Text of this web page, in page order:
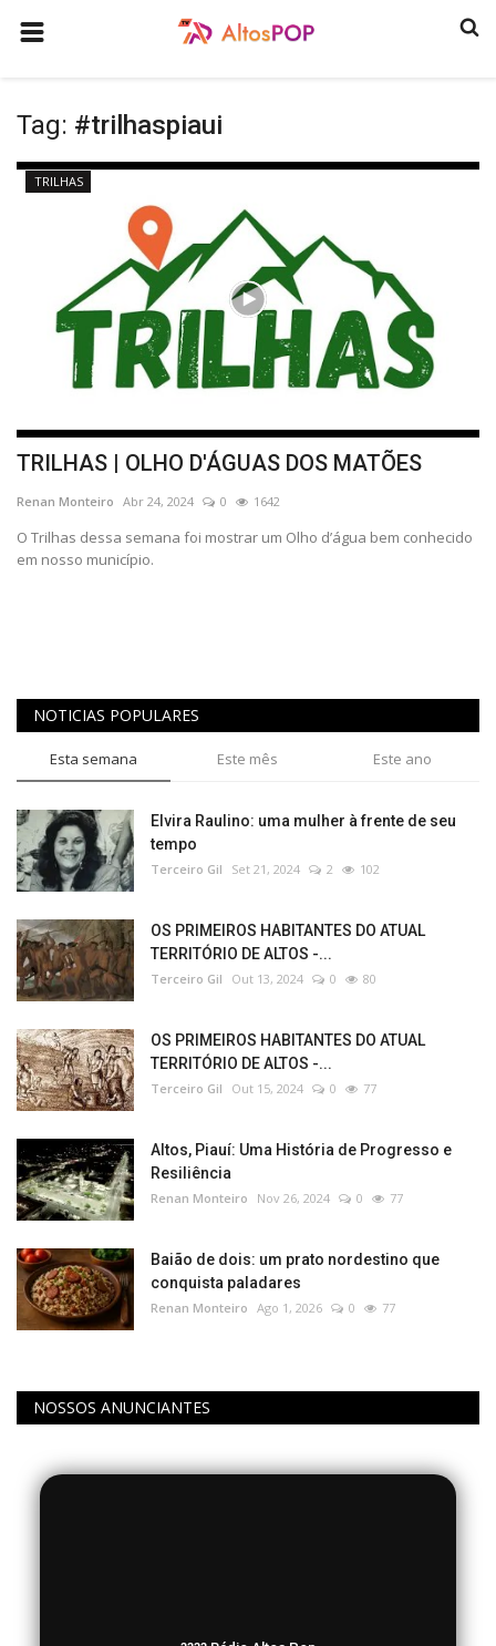
COMO ANUNCIAR
HISTÓRIA
ULTIMAS NOTICIAS
GASTRONOMIA
PROGRAMAS
QUEM SOMOS
CONTATO
CULTURA
CONECTE-SE
Tag: #trilhaspiaui
TRILHAS
TRILHAS | OLHO D'ÁGUAS DOS MATÕES
Renan Monteiro Abr 24, 2024 0 1642
O Trilhas dessa semana foi mostrar um Olho d’água bem conhecido
em nosso município.
NOTICIAS POPULARES
Esta semana Este mês Este ano
Elvira Raulino: uma mulher à frente de seu
tempo
Terceiro Gil Set 21, 2024 2 102
OS PRIMEIROS HABITANTES DO ATUAL
TERRITÓRIO DE ALTOS -...
Terceiro Gil Out 13, 2024 0 80
OS PRIMEIROS HABITANTES DO ATUAL
TERRITÓRIO DE ALTOS -...
Terceiro Gil Out 15, 2024 0 77
Altos, Piauí: Uma História de Progresso e
Resiliência
Renan Monteiro Nov 26, 2024 0 77
Baião de dois: um prato nordestino que
conquista paladares
Renan Monteiro Ago 1, 2026 0 77
NOSSOS ANUNCIANTES